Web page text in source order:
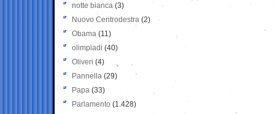
notte bianca (3)
Nuovo Centrodestra (2)
Obama (11)
olimpiadi (40)
Oliveri (4)
Pannella (29)
Papa (33)
Parlamento (1.428)